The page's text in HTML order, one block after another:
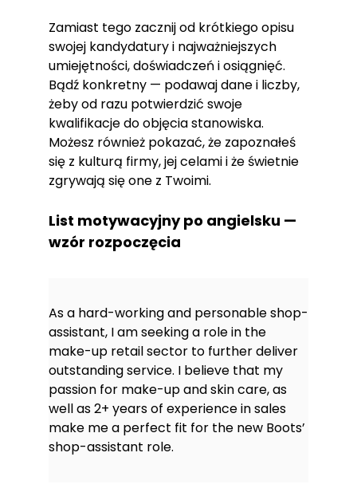
Zamiast tego zacznij od krótkiego opisu
swojej kandydatury i najważniejszych
umiejętności, doświadczeń i osiągnięć.
Bądź konkretny — podawaj dane i liczby,
żeby od razu potwierdzić swoje
kwalifikacje do objęcia stanowiska.
Możesz również pokazać, że zapoznałeś
się z kulturą firmy, jej celami i że świetnie
zgrywają się one z Twoimi.
List motywacyjny po angielsku —
wzór rozpoczęcia
As a hard-working and personable shop-
assistant, I am seeking a role in the
make-up retail sector to further deliver
outstanding service. I believe that my
passion for make-up and skin care, as
well as 2+ years of experience in sales
make me a perfect fit for the new Boots’
shop-assistant role.